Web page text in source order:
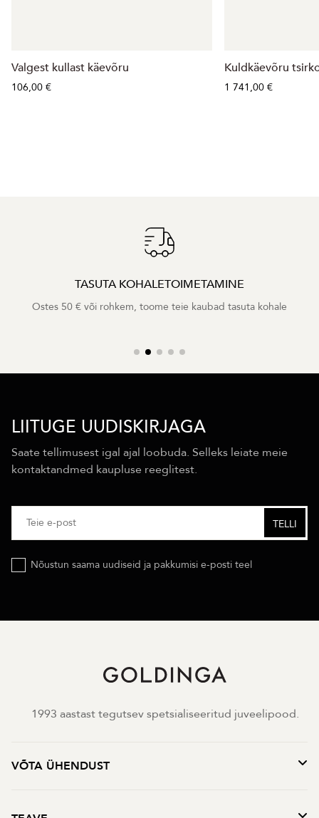
Valgest kullast käevõru
106,00 €
Kuldkäevõru
1 741,00 €
TASUTA KOHALETOIMETAMINE
Ostes 50 € või rohkem, toome teie kaubad tasuta kohale
LIITUGE UUDISKIRJAGA
Saate tellimusest igal ajal loobuda. Selleks leiate meie
kontaktandmed kaupluse reeglitest.
Nõustun saama uudiseid ja pakkumisi e-posti teel
1993 aastast tegutsev spetsialiseeritud juveelipood.
VÕTA ÜHENDUST